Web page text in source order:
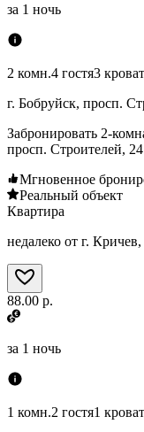
за 1 ночь
2 комн.4 гостя3
г. Бобруйск, просп.
Забронировать 2-
просп. Строителей, 24
Мгновенное
Реальный объект
Квартира
недалеко от г.
88.00 р.
за 1 ночь
1 комн.2 гостя1